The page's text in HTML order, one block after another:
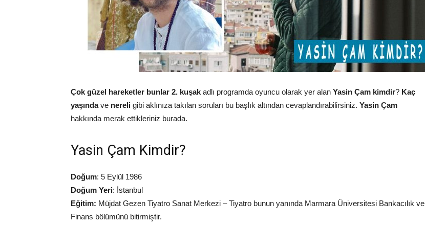
Çok güzel hareketler bunlar 2. kuşak adlı programda oyuncu olarak yer alan Yasin Çam kimdir? Kaç
yaşındave nereli gibi aklınıza takılan soruları bu başlık altından cevaplandırabilirsiniz. Yasin Çam
hakkında merak ettikleriniz burada.
Yasin Çam Kimdir?
Doğum: 5 Eylül 1986
Doğum Yeri: İstanbul
Eğitim: Müjdat Gezen Tiyatro Sanat Merkezi – Tiyatro bunun yanında Marmara Üniversitesi Bankacılık ve
Finans bölümünü bitirmiştir.